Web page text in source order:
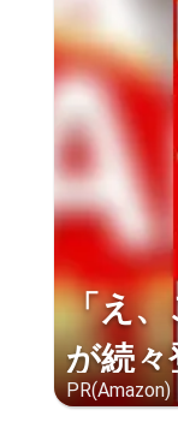
「え、
が続々
PR(Amazon)